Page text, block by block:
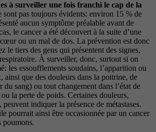
à surveiller une fois franchi le cap de la
sont pas toujours évidents: environ 15 % de
aucun symptôme préalable avant de
le cancer a été découvert à la suite d’une
ou un mal de dos. La prévention est donc
le tiers des gens qui présentent des signes,
À surveiller, donc, surtout si on
les essoufflements soudains, l’apparition ou
ainsi que des douleurs dans la poitrine, de
du sang) ou tout changement dans l’état de
la perte de poids. Certaines douleurs,
indiquer la présence de métastases.
pourrait ainsi être occasionnée par un cancer
poumons.